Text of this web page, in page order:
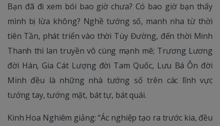
Bạn đã đi xem bói bao giờ chưa? Có bao giờ bạn thấy
mình bị lừa không? Nghề tướng số, manh nha từ thời
tiên Tần, phát triển vào thời Tùy Đường, đến thời Minh
Thanh thì lan truyền vô cùng mạnh mẽ; Trương Lương
đời Hán, Gia Cát Lượng đời Tam Quốc, Lưu Bá Ôn đời
Minh đều là những nhà tướng số trên các lĩnh vực
tướng tay, tướng mặt, bát tự, bát quái.
Kinh Hoa Nghiêm giảng: “Ác nghiệp tạo ra trước kia, đều